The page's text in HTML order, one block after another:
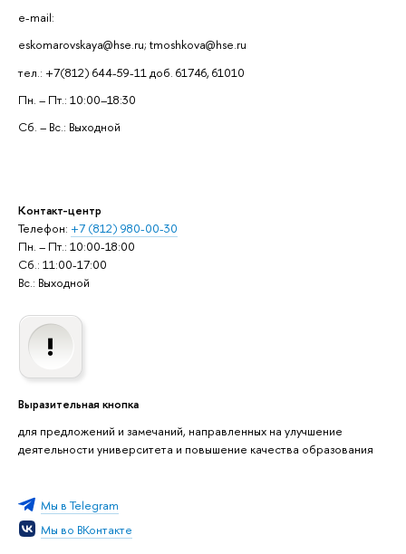
e-mail:
eskomarovskaya@hse.ru; tmoshkova@hse.ru
тел.: +7(812) 644-59-11 доб. 61746, 61010
Пн. – Пт.: 10:00–18:30
Сб. – Вс.: Выходной
Контакт-центр
Телефон: +7 (812) 980-00-30
Пн. – Пт.: 10:00-18:00
Сб.: 11:00-17:00
Вс.: Выходной
Выразительная кнопка
для предложений и замечаний, направленных на улучшение
деятельности университета и повышение качества образования
Мы в Telegram
Мы во ВКонтакте